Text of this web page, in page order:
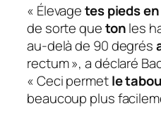
« Élevagetes pieds en
de sorte quetonles
au-delà de 90 degrés
rectum », a déclaré
« Ceci permetle
beaucoup plus